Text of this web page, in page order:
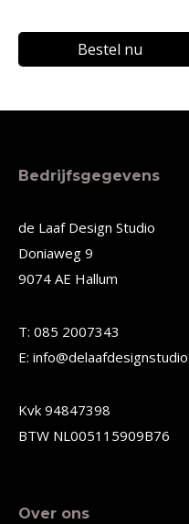
Bestel nu
Bedrijfsgegevens
de Laaf Design Studio
Doniaweg 9
9074 AE Hallum
T: 085 2007343
E:
Kvk 94847398
BTW NL005115909B76
Over ons